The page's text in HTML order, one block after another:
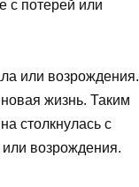
с потерей или
или возрождения.
жизнь. Таким
столкнулась с
возрождения.